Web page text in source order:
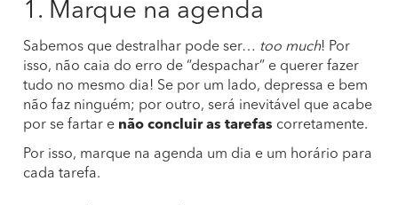
1. Marque na agenda
Sabemos que destralhar pode ser… too much! Por
isso, não caia do erro de “despachar” e querer fazer
tudo no mesmo dia! Se por um lado, depressa e bem
não faz ninguém; por outro, será inevitável que acabe
por se fartar e não concluir as tarefas corretamente.
Por isso, marque na agenda um dia e um horário para
cada tarefa.